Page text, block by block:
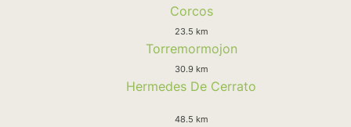
Corcos
23.5 km
Torremormojon
30.9 km
Hermedes De Cerrato
48.5 km